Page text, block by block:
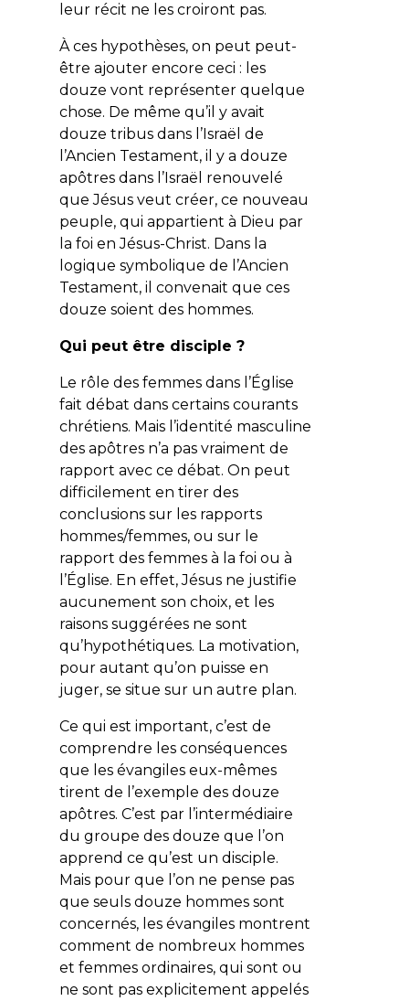
leur récit ne les croiront pas.
À ces hypothèses, on peut peut-
être ajouter encore ceci : les
douze vont représenter quelque
chose. De même qu’il y avait
douze tribus dans l’Israël de
l’Ancien Testament, il y a douze
apôtres dans l’Israël renouvelé
que Jésus veut créer, ce nouveau
peuple, qui appartient à Dieu par
la foi en Jésus-Christ. Dans la
logique symbolique de l’Ancien
Testament, il convenait que ces
douze soient des hommes.
Qui peut être disciple ?
Le rôle des femmes dans l’Église
fait débat dans certains courants
chrétiens. Mais l’identité masculine
des apôtres n’a pas vraiment de
rapport avec ce débat. On peut
difficilement en tirer des
conclusions sur les rapports
hommes/femmes, ou sur le
rapport des femmes à la foi ou à
l’Église. En effet, Jésus ne justifie
aucunement son choix, et les
raisons suggérées ne sont
qu’hypothétiques. La motivation,
pour autant qu’on puisse en
juger, se situe sur un autre plan.
Ce qui est important, c’est de
comprendre les conséquences
que les évangiles eux-mêmes
tirent de l’exemple des douze
apôtres. C’est par l’intermédiaire
du groupe des douze que l’on
apprend ce qu’est un disciple.
Mais pour que l’on ne pense pas
que seuls douze hommes sont
concernés, les évangiles montrent
comment de nombreux hommes
et femmes ordinaires, qui sont ou
ne sont pas explicitement appelés